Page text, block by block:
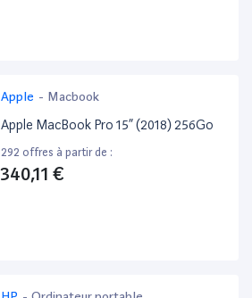
Apple - Macbook
Apple MacBook Pro 15” (2018) 256Go
292 offres à partir de :
340,11 €